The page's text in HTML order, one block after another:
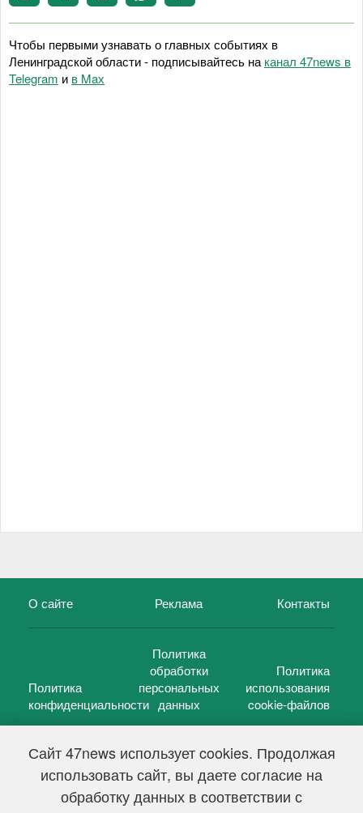
Сайт 47news использует cookies. Продолжая
использовать сайт, вы даете согласие на
обработку данных в соответствии с
Чтобы первыми узнавать о главных событиях в
Ленинградской области - подписывайтесь на канал 47news в
Telegram и в Maх
О сайте Реклама Контакты
Политика
конфиденциальности
Политика
обработки
персональных
данных
Политика
использования
cookie-файлов
47 новостей (47 news)2005 — 2026 г.
Свидетельство о регистрации СМИ Эл № ФС 77-39848, выдано